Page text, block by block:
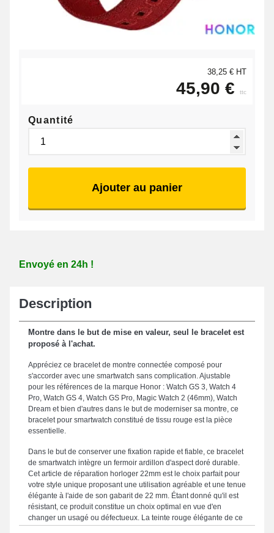
38,25 € HT
45,90 € ttc
Quantité
Ajouter au panier
Envoyé en 24h !
Description
Montre dans le but de mise en valeur, seul le bracelet est
proposé à l'achat.
Appréciez ce bracelet de montre connectée composé pour
s'accorder avec une smartwatch sans complication. Ajustable
pour les références de la marque Honor : Watch GS 3, Watch 4
Pro, Watch GS 4, Watch GS Pro, Magic Watch 2 (46mm), Watch
Dream et bien d'autres dans le but de moderniser sa montre, ce
bracelet pour smartwatch constitué de tissu rouge est la pièce
essentielle.
Dans le but de conserver une fixation rapide et fiable, ce bracelet
de smartwatch intègre un fermoir ardillon d'aspect doré durable.
Cet article de réparation horloger 22mm est le choix parfait pour
votre style unique proposant une utilisation agréable et une tenue
élégante à l'aide de son gabarit de 22 mm. Étant donné qu'il est
résistant, ce produit constitue un choix optimal en vue d'en
changer un usagé ou défectueux. La teinte rouge élégante de ce